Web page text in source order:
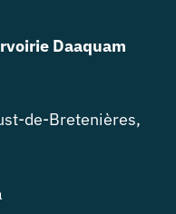
Daaquam
de-Bretenières,